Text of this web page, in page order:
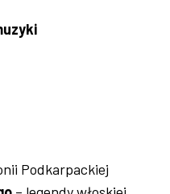
Podkarpackiej